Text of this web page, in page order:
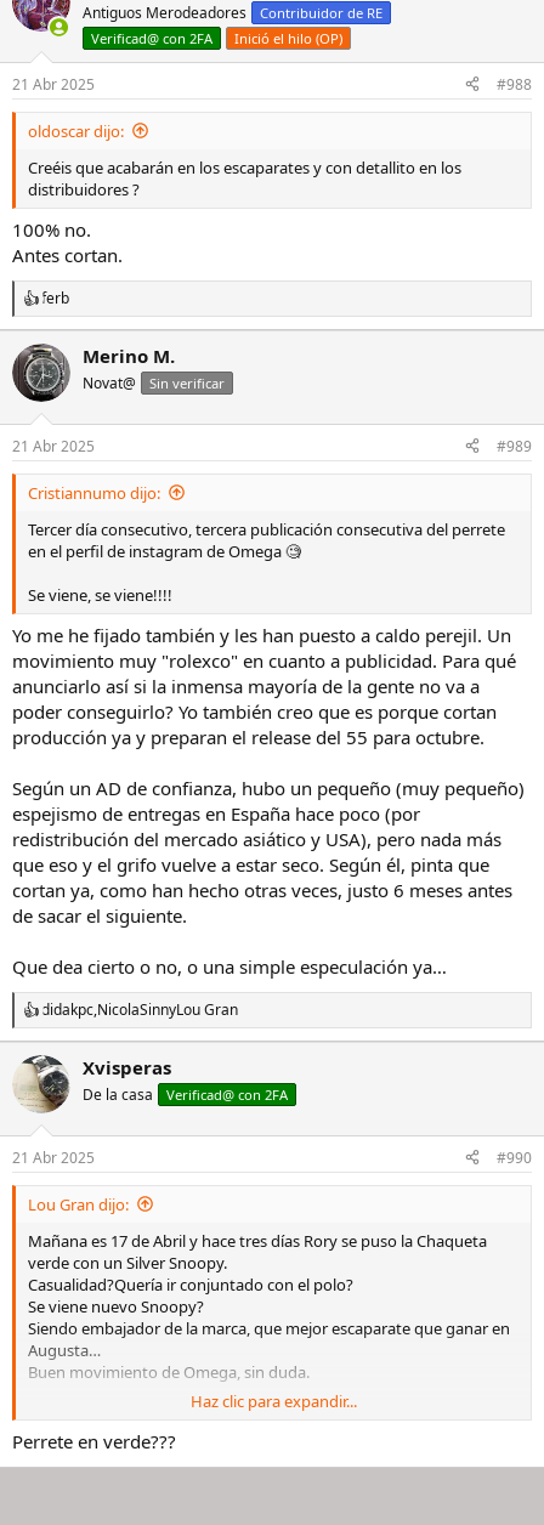
Antiguos Merodeadores
Contribuidor de RE
Verificad@ con 2FA
Inició el hilo (OP)
21 Abr 2025 #988
oldoscar dijo:
Creéis que acabarán en los escaparates y con detallito en los
distribuidores ?
100% no.
Antes cortan.
R
e
a
c
c
o
n
e
ferb
Merino M.
Novat@ Sin verificar
21 Abr 2025 #989
Cristiannumo dijo:
Tercer día consecutivo, tercera publicación consecutiva del perrete
en el perfil de instagram de Omega 🧐
Se viene, se viene!!!!
Yo me he fijado también y les han puesto a caldo perejil. Un
movimiento muy "rolexco" en cuanto a publicidad. Para qué
anunciarlo así si la inmensa mayoría de la gente no va a
poder conseguirlo? Yo también creo que es porque cortan
producción ya y preparan el release del 55 para octubre.
Según un AD de confianza, hubo un pequeño (muy pequeño)
espejismo de entregas en España hace poco (por
redistribución del mercado asiático y USA), pero nada más
que eso y el grifo vuelve a estar seco. Según él, pinta que
cortan ya, como han hecho otras veces, justo 6 meses antes
de sacar el siguiente.
Que dea cierto o no, o una simple especulación ya…
R
e
a
c
o
n
e
didakpc,NicolaSinnyLou Gran
Xvisperas
De la casa Verificad@ con 2FA
21 Abr 2025 #990
Lou Gran dijo:
Mañana es 17 de Abril y hace tres días Rory se puso la Chaqueta
verde con un Silver Snoopy.
Casualidad?Quería ir conjuntado con el polo?
Se viene nuevo Snoopy?
Siendo embajador de la marca, que mejor escaparate que ganar en
Augusta…
Buen movimiento de Omega, sin duda.
OMEGA receives the Silver Snoopy Award in 1970 | OMEGA EN®
Haz clic para expandir...
Perrete en verde???